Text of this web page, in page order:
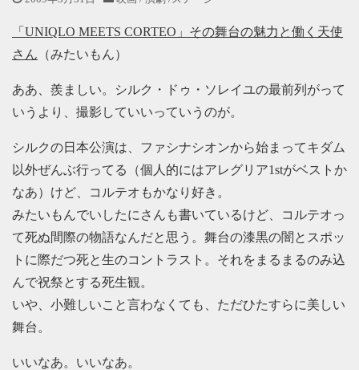
「UNIQLO MEETS CORTEO」その舞台の魅力と働く天使
さん （みたいもん）
ああ、羨ましい。シルク・ドゥ・ソレイユの最前列がって
いうより、撮影していいっていうのが。
シルクの日本公演は、ファシナシオンから始まってキダム
以外ぜんぶ行ってる（個人的にはアレグリア1stがベストか
なあ）けど、コルテオもかなり好き。
みたいもんでいしたにさんも書いているけど、コルテオっ
て死ぬ間際の物語なんだと思う。舞台の漆黒の闇とスポッ
トに際だつ死と生のコントラスト。それをまるまるのみ込
んで祝祭とする死生観。
いや、小難しいこと言わなくても、ただひたすらに美しい
舞台。
いいなあ。いいなあ。